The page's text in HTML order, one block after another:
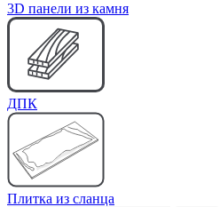
3D панели из камня
ДПК
Плитка из сланца